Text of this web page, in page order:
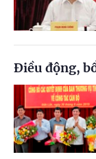
Điều động,